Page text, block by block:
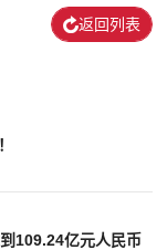
返回列表
109.24亿元人民币